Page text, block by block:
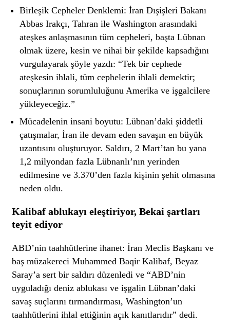
Birleşik Cepheler Denklemi: İran Dışişleri Bakanı
Abbas Irakçı, Tahran ile Washington arasındaki
ateşkes anlaşmasının tüm cepheleri, başta Lübnan
olmak üzere, kesin ve nihai bir şekilde kapsadığını
vurgulayarak şöyle yazdı: “Tek bir cephede
ateşkesin ihlali, tüm cephelerin ihlali demektir;
sonuçlarının sorumluluğunu Amerika ve işgalcilere
yükleyeceğiz.”
Mücadelenin insani boyutu: Lübnan’daki şiddetli
çatışmalar, İran ile devam eden savaşın en büyük
uzantısını oluşturuyor. Saldırı, 2 Mart’tan bu yana
1,2 milyondan fazla Lübnanlı’nın yerinden
edilmesine ve 3.370’den fazla kişinin şehit olmasına
neden oldu.
Kalibaf ablukayı eleştiriyor, Bekai şartları
teyit ediyor
ABD’nin taahhütlerine ihanet: İran Meclis Başkanı ve
baş müzakereci Muhammed Baqir Kalibaf, Beyaz
Saray’a sert bir saldırı düzenledi ve “ABD’nin
uyguladığı deniz ablukası ve işgalin Lübnan’daki
savaş suçlarını tırmandırması, Washington’un
taahhütlerini ihlal ettiğinin açık kanıtlarıdır” dedi.